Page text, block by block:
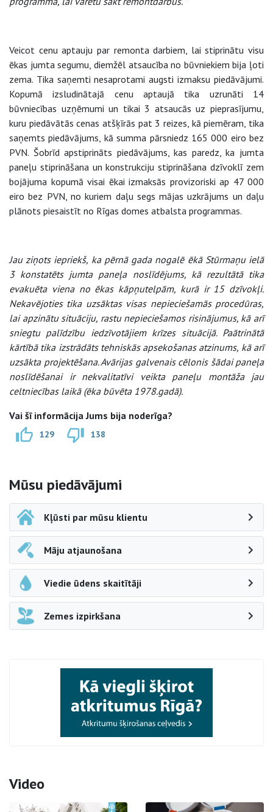
Veicot cenu aptauju par remonta darbiem, lai stiprinātu visu
ēkas jumta segumu, diemžēl atsaucība no būvniekiem bija ļoti
zema. Tika saņemti nesaprotami augsti izmaksu piedāvājumi.
Kopumā izsludinātajā cenu aptaujā tika uzrunāti 14
būvniecības uzņēmumi un tikai 3 atsaucās uz pieprasījumu,
kuru piedāvātās cenas atšķīrās pat 3 reizes, kā piemēram, tika
saņemts piedāvājums, kā summa pārsniedz 165 000 eiro bez
PVN. Šobrīd apstiprināts piedāvājums, kas paredz, ka jumta
paneļu stiprināšana un konstrukciju stiprināšana dzīvoklī zem
bojājuma kopumā visai ēkai izmaksās provizoriski ap 47 000
eiro bez PVN, no kuriem daļu segs mājas uzkrājums un daļu
plānots piesaistīt no Rīgas domes atbalsta programmas.
Jau ziņots iepriekš, ka pērnā gada nogalē ēkā Stūrmaņu ielā
3 konstatēts jumta paneļa noslīdējums, kā rezultātā tika
evakuēta viena no ēkas kāpņutelpām, kurā ir 15 dzīvokļi.
Nekavējoties tika uzsāktas visas nepieciešamās procedūras,
lai apzinātu situāciju, rastu nepieciešamos risinājumus, kā arī
sniegtu palīdzību iedzīvotājiem krīzes situācijā. Paātrinātā
kārtībā tika izstrādāts tehniskās apsekošanas atzinums, kā arī
uzsākta projektēšana. Avārijas galvenais cēlonis šādai paneļa
noslīdēšanai ir nekvalitatīvi veikta paneļu montāža jau
celtniecības laikā (ēka būvēta 1978.gadā).
Vai šī informācija Jums bija noderīga?
129 138
Sāna navigācija
Mūsu piedāvājumi
Kļūsti par mūsu klientu
Māju atjaunošana
Viedie ūdens skaitītāji
Zemes izpirkšana
Video